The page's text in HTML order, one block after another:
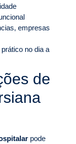
empresas
no dia a
de
pode